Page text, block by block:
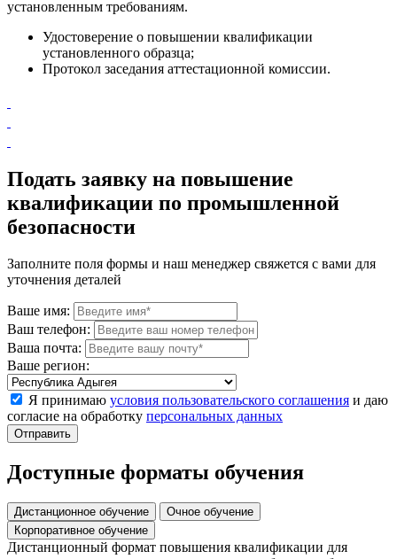
установленным требованиям.
Удостоверение о повышении квалификации
установленного образца;
Протокол заседания аттестационной комиссии.
Подать заявку на повышение
квалификации по промышленной
безопасности
Заполните поля формы и наш менеджер свяжется с вами для
уточнения деталей
Ваше имя:
Ваш телефон:
Ваша почта:
Ваше регион:
Я принимаю условия пользовательского соглашения и даю
согласие на обработку персональных данных
Доступные форматы обучения
Дистанционное обучение
Очное обучение
Корпоративное обучение
Дистанционный формат повышения квалификации для